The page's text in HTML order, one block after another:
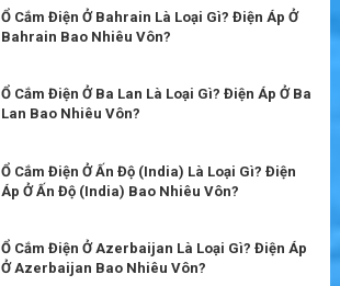
Ổ Cắm Điện Ở Bahrain Là Loại Gì? Điện Áp Ở
Bahrain Bao Nhiêu Vôn?
Ổ Cắm Điện Ở Ba Lan Là Loại Gì? Điện Áp Ở Ba
Lan Bao Nhiêu Vôn?
Ổ Cắm Điện Ở Ấn Độ (India) Là Loại Gì? Điện
Áp Ở Ấn Độ (India) Bao Nhiêu Vôn?
Ổ Cắm Điện Ở Azerbaijan Là Loại Gì? Điện Áp
Ở Azerbaijan Bao Nhiêu Vôn?